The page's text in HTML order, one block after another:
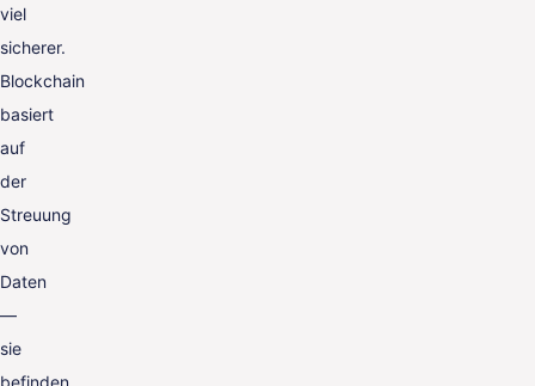
viel
sicherer.
Blockchain
basiert
auf
der
Streuung
von
Daten
—
sie
befinden